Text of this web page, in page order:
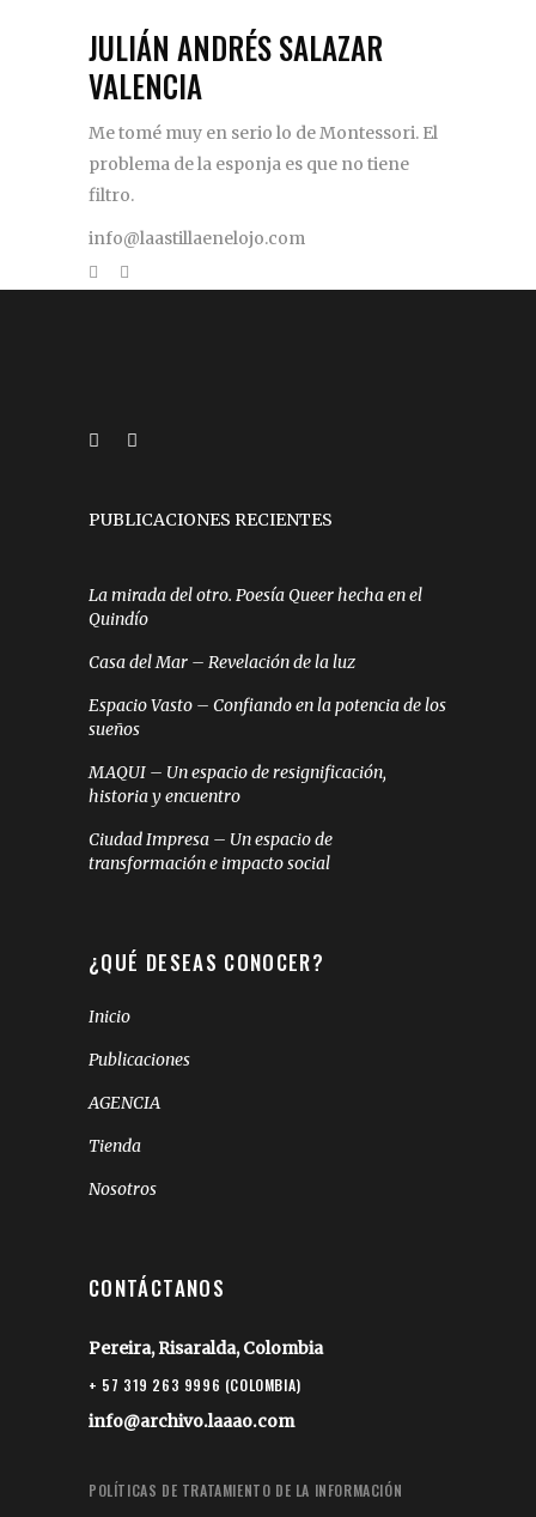
JULIÁN ANDRÉS SALAZAR
VALENCIA
Me tomé muy en serio lo de Montessori. El
problema de la esponja es que no tiene
filtro.
info@laastillaenelojo.com
PUBLICACIONES RECIENTES
La mirada del otro. Poesía Queer hecha en el
Quindío
Casa del Mar – Revelación de la luz
Espacio Vasto – Confiando en la potencia de los
sueños
MAQUI – Un espacio de resignificación,
historia y encuentro
Ciudad Impresa – Un espacio de
transformación e impacto social
¿QUÉ DESEAS CONOCER?
Inicio
Publicaciones
AGENCIA
Tienda
Nosotros
CONTÁCTANOS
Pereira, Risaralda, Colombia
+ 57 319 263 9996 (COLOMBIA)
info@archivo.laaao.com
POLÍTICAS DE TRATAMIENTO DE LA INFORMACIÓN